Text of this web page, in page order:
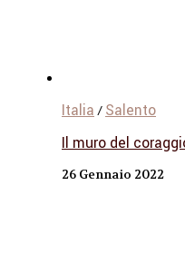
Italia / Salento
Il muro del
26 Gennaio 2022